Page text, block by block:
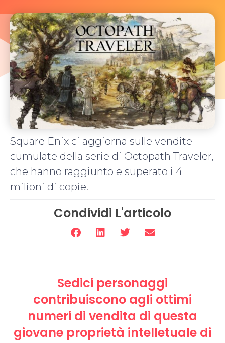
Square Enix ci aggiorna sulle vendite
cumulate della serie di Octopath Traveler,
che hanno raggiunto e superato i 4
milioni di copie.
Condividi L'articolo
Sedici personaggi
contribuiscono agli ottimi
numeri di vendita di questa
giovane proprietà intelletuale di